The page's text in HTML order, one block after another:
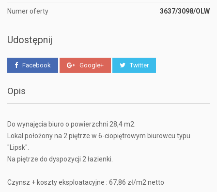
Numer oferty 3637/3098/OLW
Udostępnij
Facebook Google+ Twitter
Opis
Do wynajęcia biuro o powierzchni 28,4 m2.
Lokal położony na 2 piętrze w 6-ciopiętrowym biurowcu typu
"Lipsk".
Na piętrze do dyspozycji 2 łazienki.
Czynsz + koszty eksploatacyjne : 67,86 zł/m2 netto